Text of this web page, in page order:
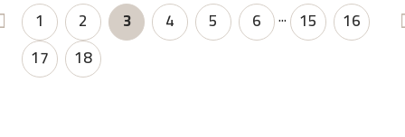
1 2 3 4 5 6 ... 15
16
17
18